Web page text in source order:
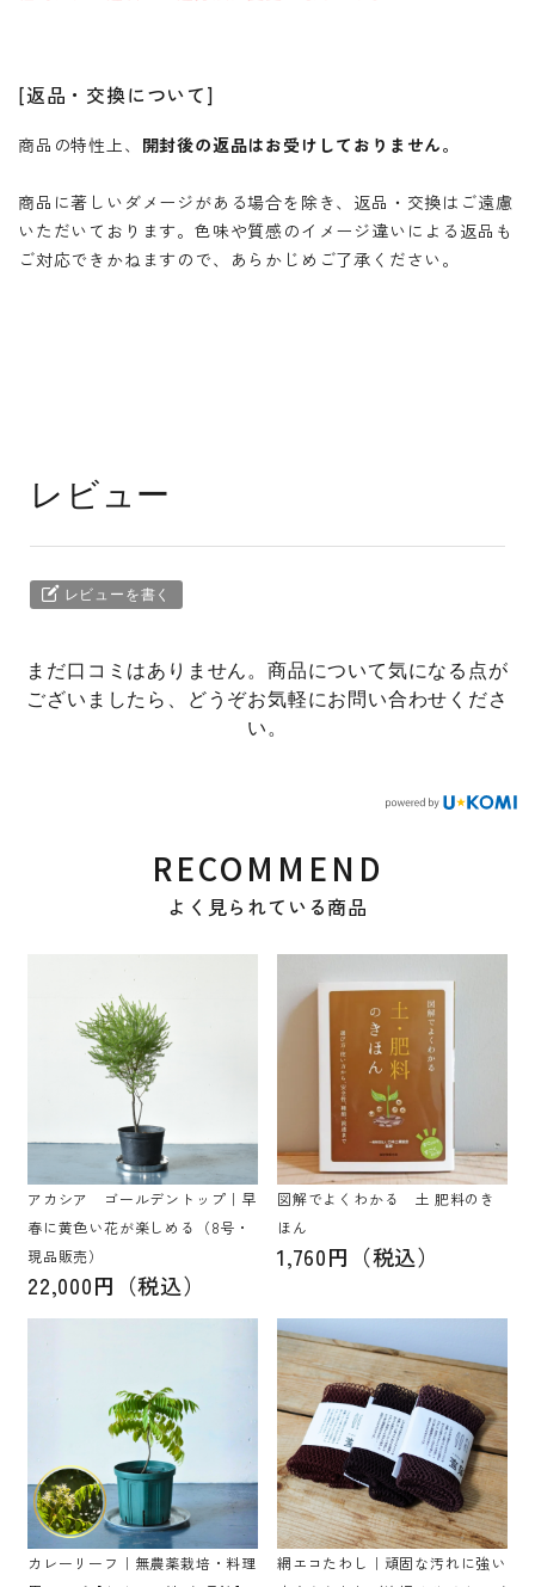
[返品・交換について]
商品の特性上、 開封後の返品はお受けしておりません。
商品に著しいダメージがある場合を除き、返品・交換はご遠慮
いただいております。色味や質感のイメージ違いによる返品も
ご対応できかねますので、あらかじめご了承ください。
レビュー
レビューを書く
まだ口コミはありません。商品について気になる点が
ございましたら、どうぞお気軽にお問い合わせくださ
い。
RECOMMEND
よく見られている商品
アカシア ゴールデントップ｜早
春に黄色い花が楽しめる（8号・
現品販売）
22,000円（税込）
図解でよくわかる 土 肥料のき
ほん
1,760円（税込）
カレーリーフ｜無農薬栽培・料理
網エコたわし｜頑固な汚れに強い